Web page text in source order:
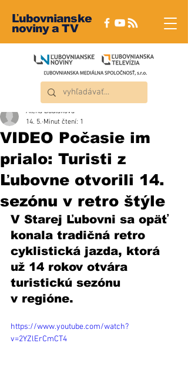
Ľubovnianske
noviny a TV
VIDEO Počasie im
prialo: Turisti z
Ľubovne otvorili 14.
sezónu v retro štýle
Alena Dudláková
14. 5. Minut čtení: 1
V Starej Ľubovni sa opäť
konala tradičná retro
cyklistická jazda, ktorá
už 14 rokov otvára
turistickú sezónu
v regióne.
https://www.youtube.com/watch?
v=2YZlErCmCT4